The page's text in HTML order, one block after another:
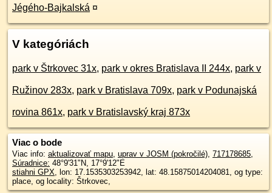
Jégého-Bajkalská ¤
V kategóriách
park v Štrkovec 31x, park v okres Bratislava II 244x, park v
Ružinov 283x, park v Bratislava 709x, park v Podunajská
rovina 861x, park v Bratislavský kraj 873x
Viac o bode
Viac info: aktualizovať mapu, uprav v JOSM (pokročilé), 717178685,
Súradnice: 48°9'31"N, 17°9'12"E
stiahni GPX, lon: 17.1535303253942, lat: 48.15875014204081, og type:
place, og locality: Štrkovec,